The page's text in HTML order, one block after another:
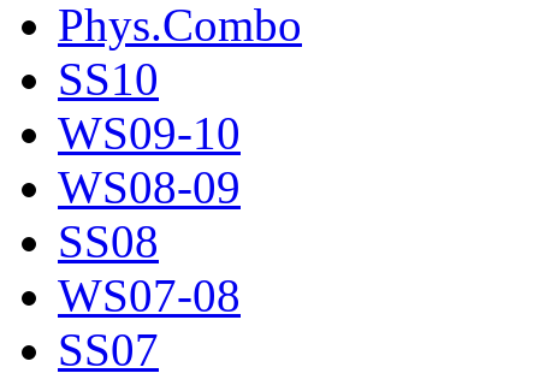
Phys.Combo
SS10
WS09-10
WS08-09
SS08
WS07-08
SS07